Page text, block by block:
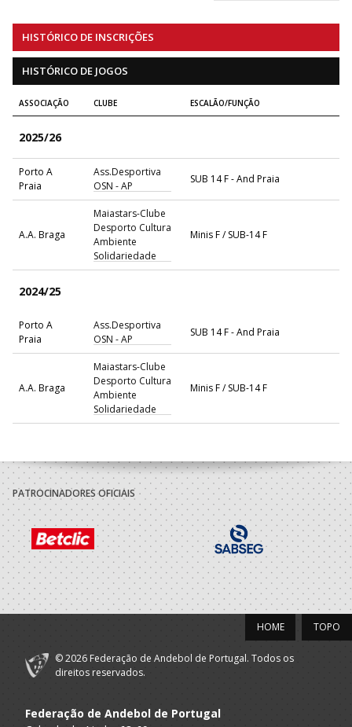
HISTÓRICO DE INSCRIÇÕES
HISTÓRICO DE JOGOS
ASSOCIAÇÃO CLUBE ESCALÃO/FUNÇÃO
2025/26
Porto A
Praia
Ass.Desportiva
OSN - AP
SUB 14 F - And Praia
A.A. Braga
Maiastars-Clube
Desporto Cultura
Ambiente
Solidariedade
Minis F / SUB-14 F
2024/25
Porto A
Praia
Ass.Desportiva
OSN - AP
SUB 14 F - And Praia
A.A. Braga
Maiastars-Clube
Desporto Cultura
Ambiente
Solidariedade
Minis F / SUB-14 F
PATROCINADORES OFICIAIS
TOPO
HOME
© 2026 Federação de Andebol de Portugal. Todos os
direitos reservados.
Federação de Andebol de Portugal